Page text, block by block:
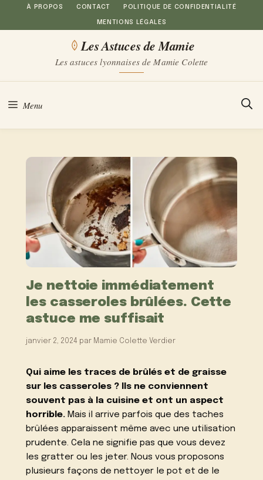
Aller
au
À PROPOS CONTACT POLITIQUE DE CONFIDENTIALITÉ
MENTIONS LÉGALES
Les Astuces de Mamie
Les astuces lyonnaises de Mamie Colette
Menu
Je nettoie immédiatement
les casseroles brûlées. Cette
astuce me suffisait
janvier 2, 2024 par Mamie Colette Verdier
Qui aime les traces de brûlés et de graisse
sur les casseroles ? Ils ne conviennent
souvent pas à la cuisine et ont un aspect
horrible. Mais il arrive parfois que des taches
brûlées apparaissent même avec une utilisation
prudente. Cela ne signifie pas que vous devez
les gratter ou les jeter. Nous vous proposons
plusieurs façons de nettoyer le pot et de le